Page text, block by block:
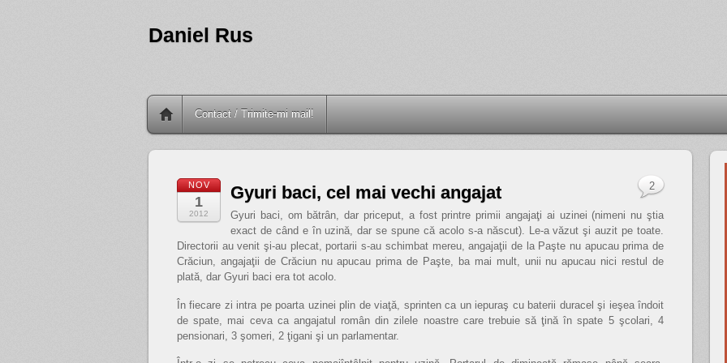
Daniel Rus
Contact / Trimite-mi mail!
NOV
1
2012
Gyuri baci, cel mai vechi angajat
Gyuri baci, om bătrân, dar priceput, a fost printre primii angajaţi ai uzinei (nimeni nu ştia
exact de când e în uzină, dar se spune că acolo s-a născut). Le-a văzut şi auzit pe toate.
Directorii au venit şi-au plecat, portarii s-au schimbat mereu, angajaţii de la Paşte nu apucau prima de
Crăciun, angajaţii de Crăciun nu apucau prima de Paşte, ba mai mult, unii nu apucau nici restul de
plată, dar Gyuri baci era tot acolo.
În fiecare zi intra pe poarta uzinei plin de viaţă, sprinten ca un iepuraş cu baterii duracel şi ieşea îndoit
de spate, mai ceva ca angajatul român din zilele noastre care trebuie să ţină în spate 5 şcolari, 4
pensionari, 3 şomeri, 2 ţigani şi un parlamentar.
2